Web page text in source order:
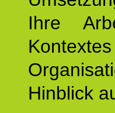
Ihre
Hinblick